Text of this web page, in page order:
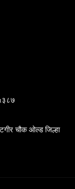
चौक ओल्ड जिल्हा